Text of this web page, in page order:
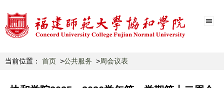
当前位置： 首页 公共服务 周会议表